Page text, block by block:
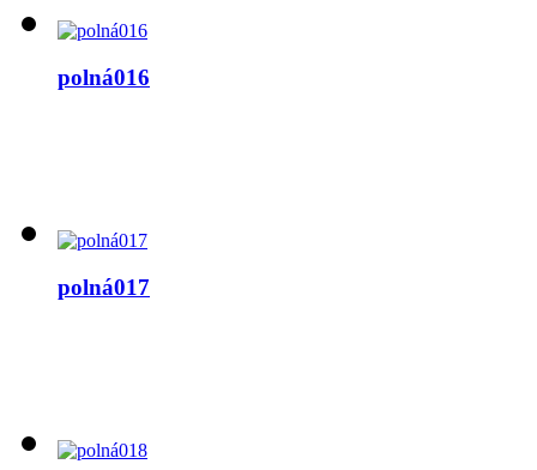
polná016
polná017